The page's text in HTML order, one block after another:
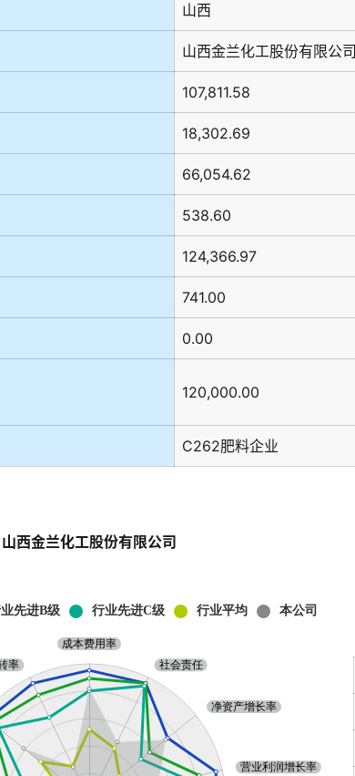
山西
山西金兰化工股份有限公司
107,811.58
18,302.69
66,054.62
538.60
124,366.97
741.00
0.00
120,000.00
C262肥料企业
山西金兰化工股份有限公司